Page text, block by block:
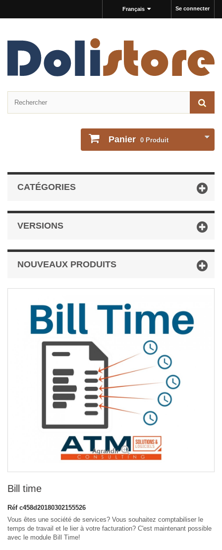
Se connecter
Français
Panier 0 Produit
CATÉGORIES
VERSIONS
NOUVEAUX PRODUITS
Agrandir
Bill time
Réf c458d20180302155526
Vous êtes une société de services? Vous souhaitez comptabiliser le
temps de travail et le lier à votre facturation? C'est maintenant possible
avec le module Bill Time!